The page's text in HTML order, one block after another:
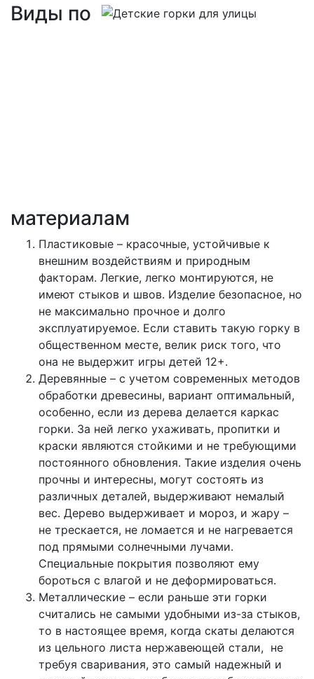
Виды по
материалам
Пластиковые – красочные, устойчивые к
внешним воздействиям и природным
факторам. Легкие, легко монтируются, не
имеют стыков и швов. Изделие безопасное, но
не максимально прочное и долго
эксплуатируемое. Если ставить такую горку в
общественном месте, велик риск того, что
она не выдержит игры детей 12+.
Деревянные – с учетом современных методов
обработки древесины, вариант оптимальный,
особенно, если из дерева делается каркас
горки. За ней легко ухаживать, пропитки и
краски являются стойкими и не требующими
постоянного обновления. Такие изделия очень
прочны и интересны, могут состоять из
различных деталей, выдерживают немалый
вес. Дерево выдерживает и мороз, и жару –
не трескается, не ломается и не нагревается
под прямыми солнечными лучами.
Специальные покрытия позволяют ему
бороться с влагой и не деформироваться.
Металлические – если раньше эти горки
считались не самыми удобными из-за стыков,
то в настоящее время, когда скаты делаются
из цельного листа нержавеющей стали, не
требуя сваривания, это самый надежный и